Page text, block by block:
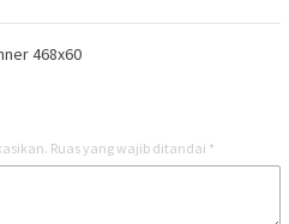
Ruas yang wajib ditandai *